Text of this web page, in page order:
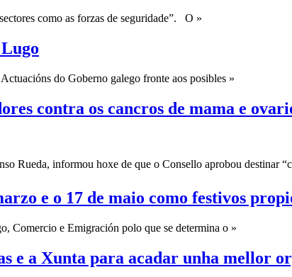
como as forzas de seguridade”. O »
do Goberno galego fronte aos posibles »
contra os cancros de mama e
Rueda, informou hoxe de que o Consello aprobou destinar
e o 17 de maio como festivos
Comercio e Emigración polo que se determina o »
e a Xunta para acadar unha mellor